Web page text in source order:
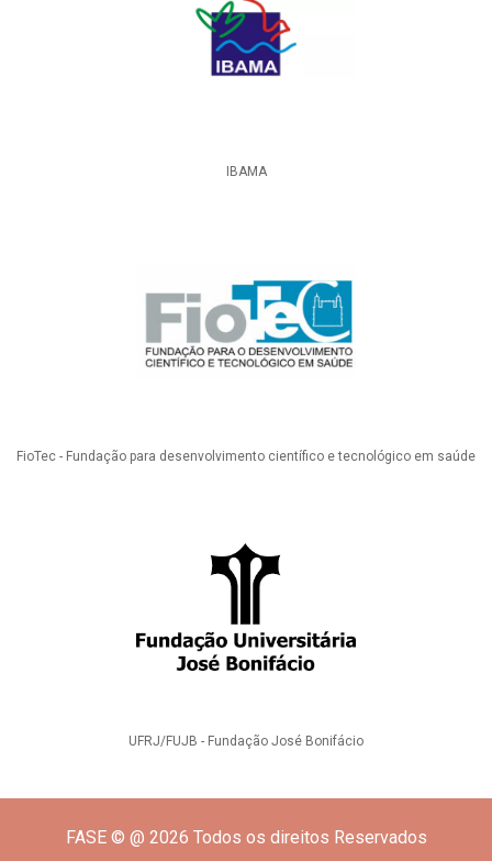
IBAMA
FioTec - Fundação para desenvolvimento científico e tecnológico em saúde
UFRJ/FUJB - Fundação José Bonifácio
FASE © @ 2026 Todos os direitos Reservados